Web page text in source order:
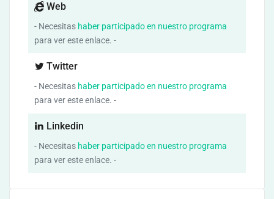
Web
- Necesitas haber participado en nuestro programa
para ver este enlace. -
Twitter
- Necesitas haber participado en nuestro programa
para ver este enlace. -
Linkedin
- Necesitas haber participado en nuestro programa
para ver este enlace. -